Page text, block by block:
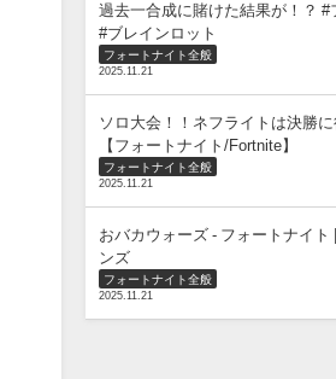
過去一合成に賭けた結果が！？ #
#ブレインロット
フォートナイト全般
2025.11.21
ソロ大会！！ネフライトは決勝
【フォートナイト/Fortnite】
フォートナイト全般
2025.11.21
おバカウォーズ - フォートナイト
ンズ
フォートナイト全般
2025.11.21